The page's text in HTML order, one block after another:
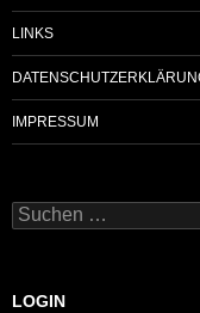
LINKS
IMPRESSUM
Suchen
nach:
LOGIN